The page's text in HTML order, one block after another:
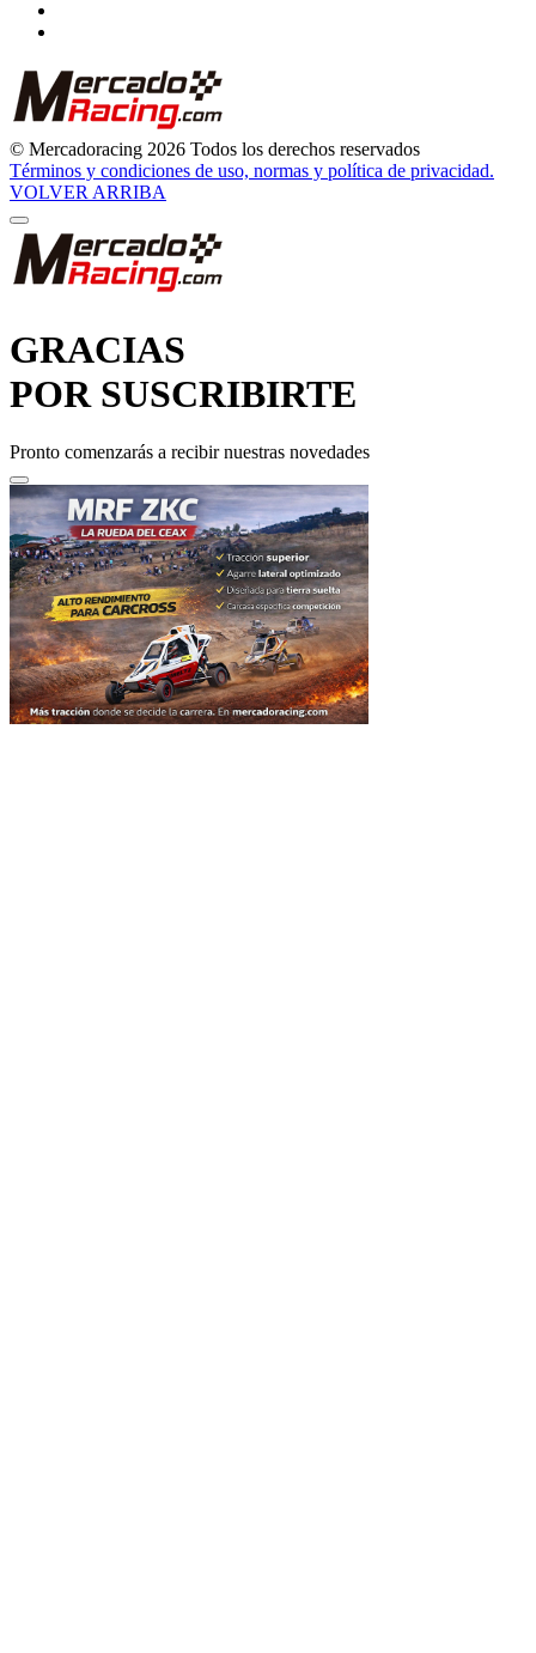
© Mercadoracing 2026 Todos los derechos reservados
Términos y condiciones de uso, normas y política de privacidad.
VOLVER ARRIBA
GRACIAS
POR SUSCRIBIRTE
Pronto comenzarás a recibir nuestras novedades